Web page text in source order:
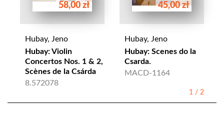
58,00 zł
Hubay, Jeno
Hubay: Violin
Concertos Nos. 1 & 2,
Scènes de la Csárda
8.572078
45,00 zł
Hubay, Jeno
Hubay: Scenes do la
Csarda.
MACD-1164
1 / 2